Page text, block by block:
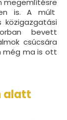
is. A múlt
bevett
csúcsára
még ma is ott
alatt